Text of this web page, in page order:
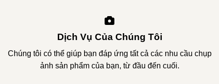
Dịch Vụ Của Chúng Tôi
Chúng tôi có thể giúp bạn đáp ứng tất cả các nhu cầu chụp
ảnh sản phẩm của bạn, từ đầu đến cuối.